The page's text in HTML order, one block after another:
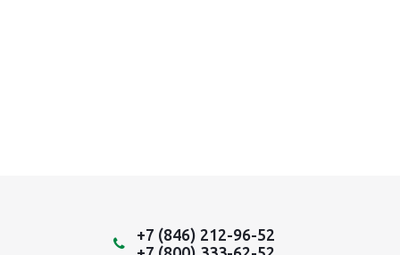
+7 (846) 212-96-52